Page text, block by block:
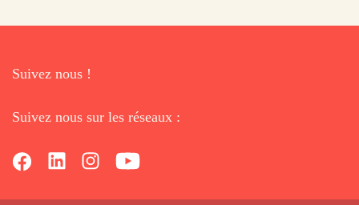
Suivez nous !
Suivez nous sur les réseaux :